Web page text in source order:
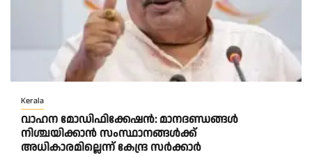
Kerala
വാഹന മോഡിഫിക്കേഷൻ: മാനദണ്ഡങ്ങൾ
നിശ്ചയിക്കാൻ സംസ്ഥാനങ്ങൾക്ക്
അധികാരമില്ലെന്ന് കേന്ദ്ര സർക്കാർ